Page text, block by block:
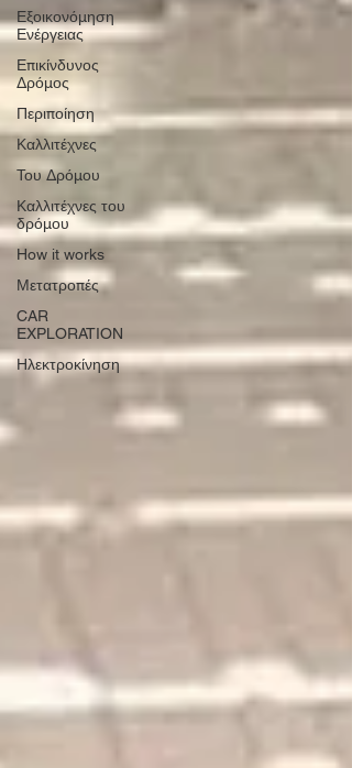
Εξοικονόμηση
Ενέργειας
Επικίνδυνος
Δρόμος
Περιποίηση
Καλλιτέχνες
Του Δρόμου
Καλλιτέχνες του
δρόμου
How it works
Μετατροπές
CAR
EXPLORATION
Ηλεκτροκίνηση